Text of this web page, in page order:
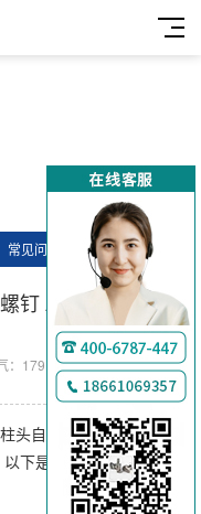
常见问题
钉 ASME/ANSI
： 179
头自攻螺钉 ASME/ANSI
下是万千紧固件小编对